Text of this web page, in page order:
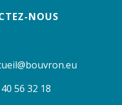
NOUS
56 32 18